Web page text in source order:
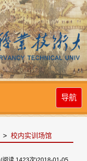
导航
> 校内实训场馆